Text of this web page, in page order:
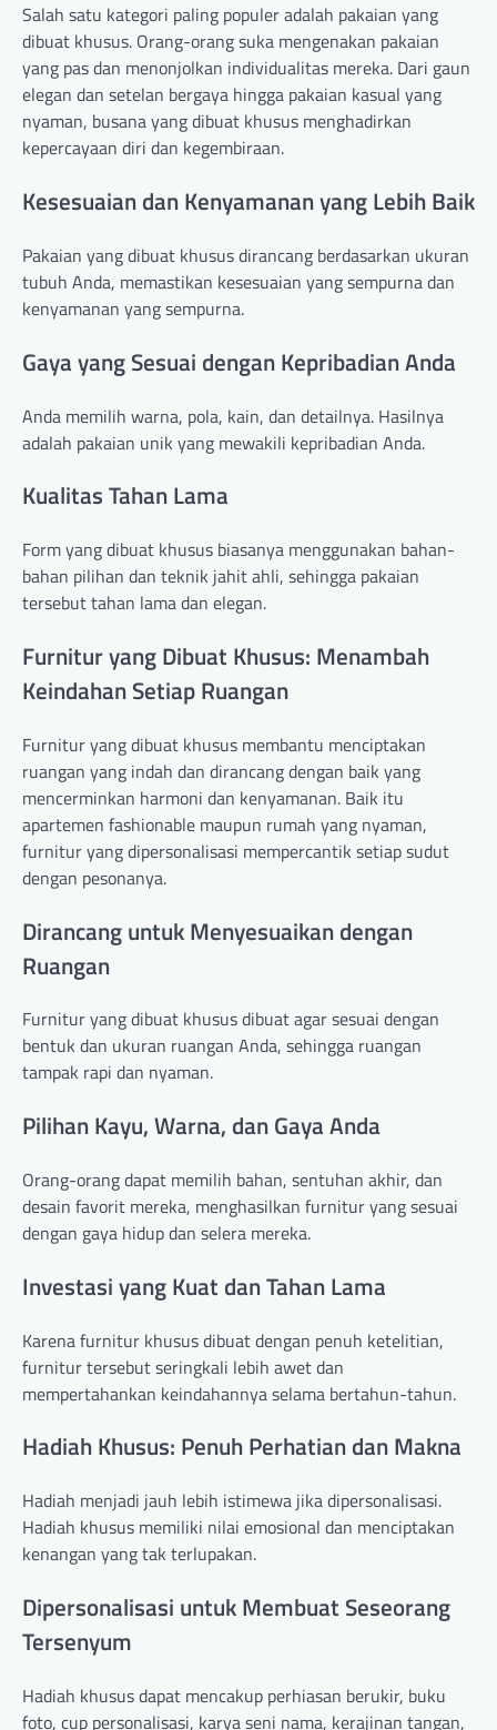
Salah satu kategori paling populer adalah pakaian yang
dibuat khusus. Orang-orang suka mengenakan pakaian
yang pas dan menonjolkan individualitas mereka. Dari gaun
elegan dan setelan bergaya hingga pakaian kasual yang
nyaman, busana yang dibuat khusus menghadirkan
kepercayaan diri dan kegembiraan.
Kesesuaian dan Kenyamanan yang Lebih Baik
Pakaian yang dibuat khusus dirancang berdasarkan ukuran
tubuh Anda, memastikan kesesuaian yang sempurna dan
kenyamanan yang sempurna.
Gaya yang Sesuai dengan Kepribadian Anda
Anda memilih warna, pola, kain, dan detailnya. Hasilnya
adalah pakaian unik yang mewakili kepribadian Anda.
Kualitas Tahan Lama
Form yang dibuat khusus biasanya menggunakan bahan-
bahan pilihan dan teknik jahit ahli, sehingga pakaian
tersebut tahan lama dan elegan.
Furnitur yang Dibuat Khusus: Menambah
Keindahan Setiap Ruangan
Furnitur yang dibuat khusus membantu menciptakan
ruangan yang indah dan dirancang dengan baik yang
mencerminkan harmoni dan kenyamanan. Baik itu
apartemen fashionable maupun rumah yang nyaman,
furnitur yang dipersonalisasi mempercantik setiap sudut
dengan pesonanya.
Dirancang untuk Menyesuaikan dengan
Ruangan
Furnitur yang dibuat khusus dibuat agar sesuai dengan
bentuk dan ukuran ruangan Anda, sehingga ruangan
tampak rapi dan nyaman.
Pilihan Kayu, Warna, dan Gaya Anda
Orang-orang dapat memilih bahan, sentuhan akhir, dan
desain favorit mereka, menghasilkan furnitur yang sesuai
dengan gaya hidup dan selera mereka.
Investasi yang Kuat dan Tahan Lama
Karena furnitur khusus dibuat dengan penuh ketelitian,
furnitur tersebut seringkali lebih awet dan
mempertahankan keindahannya selama bertahun-tahun.
Hadiah Khusus: Penuh Perhatian dan Makna
Hadiah menjadi jauh lebih istimewa jika dipersonalisasi.
Hadiah khusus memiliki nilai emosional dan menciptakan
kenangan yang tak terlupakan.
Dipersonalisasi untuk Membuat Seseorang
Tersenyum
Hadiah khusus dapat mencakup perhiasan berukir, buku
foto, cup personalisasi, karya seni nama, kerajinan tangan,